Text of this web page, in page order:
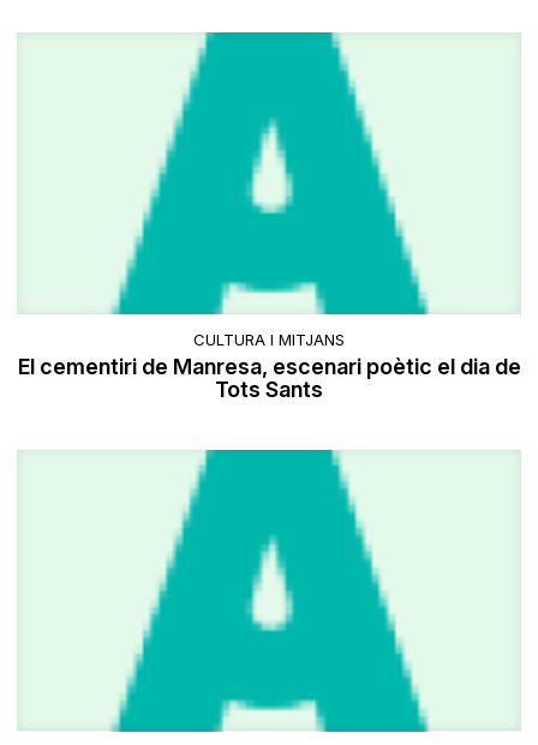
CULTURA I MITJANS
El cementiri de Manresa, escenari poètic el dia de
Tots Sants